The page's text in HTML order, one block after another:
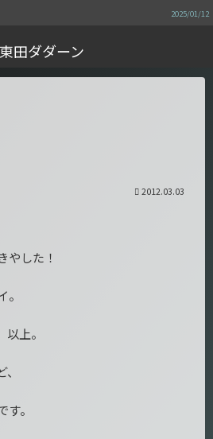
2025/01/12 遅
2012.03.03
やした！
以上。
。